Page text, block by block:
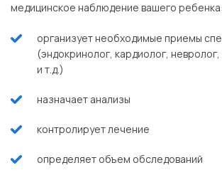
медицинское наблюдение вашего ребенка:
организует необходимые приемы
(эндокринолог, кардиолог,
и т.д.)
назначает анализы
контролирует лечение
определяет объем обследований